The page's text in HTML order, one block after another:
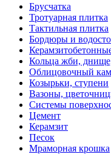
Брусчатка
Тротуарная плитка
Тактильная плитка
Бордюры и
Кольца жби,
Облицовочный
Козырьки, ступени
Вазоны,
Системы
Цемент
Керамзит
Песок
Мраморная крошка